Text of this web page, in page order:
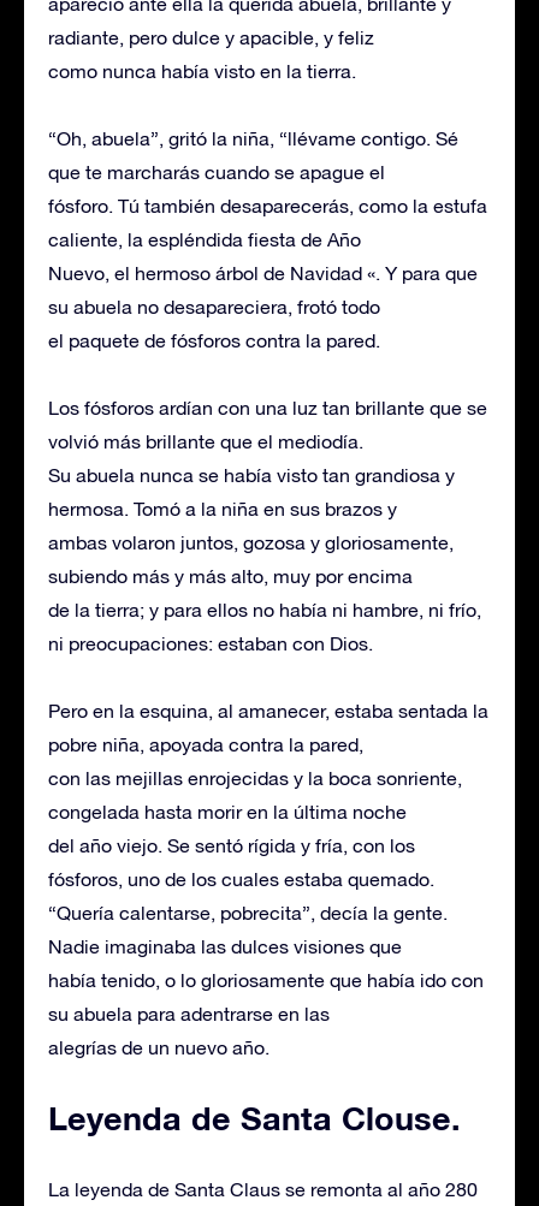
radiante, pero dulce y apacible, y feliz
como nunca había visto en la tierra.
“Oh, abuela”, gritó la niña, “llévame contigo. Sé
que te marcharás cuando se apague el
fósforo. Tú también desaparecerás, como la estufa
caliente, la espléndida fiesta de Año
Nuevo, el hermoso árbol de Navidad «. Y para que
su abuela no desapareciera, frotó todo
el paquete de fósforos contra la pared.
Los fósforos ardían con una luz tan brillante que se
volvió más brillante que el mediodía.
Su abuela nunca se había visto tan grandiosa y
hermosa. Tomó a la niña en sus brazos y
ambas volaron juntos, gozosa y gloriosamente,
subiendo más y más alto, muy por encima
de la tierra; y para ellos no había ni hambre, ni frío,
ni preocupaciones: estaban con Dios.
Pero en la esquina, al amanecer, estaba sentada la
pobre niña, apoyada contra la pared,
con las mejillas enrojecidas y la boca sonriente,
congelada hasta morir en la última noche
del año viejo. Se sentó rígida y fría, con los
fósforos, uno de los cuales estaba quemado.
“Quería calentarse, pobrecita”, decía la gente.
Nadie imaginaba las dulces visiones que
había tenido, o lo gloriosamente que había ido con
su abuela para adentrarse en las
alegrías de un nuevo año.
Leyenda de Santa Clouse.
La leyenda de Santa Claus se remonta al año 280